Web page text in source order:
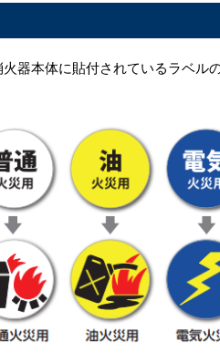
器本体に貼付されているラベル